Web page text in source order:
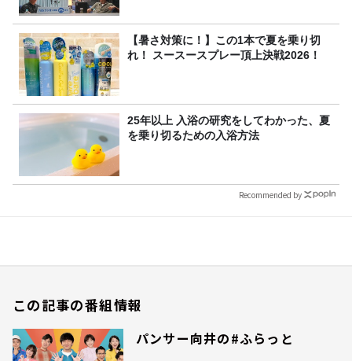
【暑さ対策に！】この1本で夏を乗り切
れ！ スースースプレー頂上決戦2026！
25年以上 入浴の研究をしてわかった、夏
を乗り切るための入浴方法
Recommended by
この記事の番組情報
パンサー向井の#ふらっと